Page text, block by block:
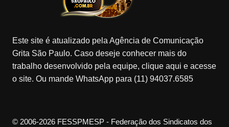
Este site é atualizado pela Agência de Comunicação
Grita São Paulo. Caso deseje conhecer mais do
trabalho desenvolvido pela equipe, clique aqui e acesse
o site. Ou mande WhatsApp para (11) 94037.6585
© 2006-2026 FESSPMESP - Federação dos Sindicatos dos